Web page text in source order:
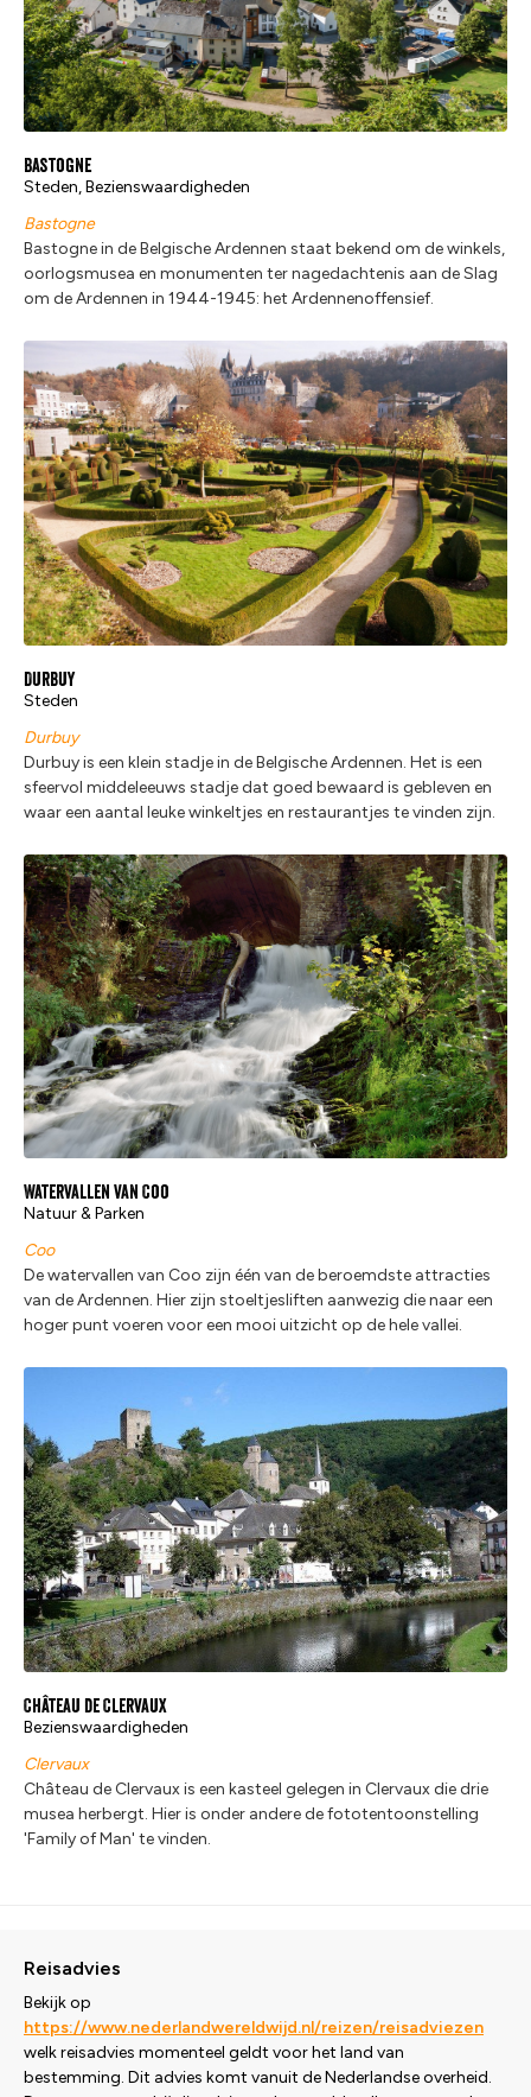
Bastogne
Steden, Bezienswaardigheden
Bastogne
Bastogne in de Belgische Ardennen staat bekend om de winkels,
oorlogsmusea en monumenten ter nagedachtenis aan de Slag
om de Ardennen in 1944-1945: het Ardennenoffensief.
Durbuy
Steden
Durbuy
Durbuy is een klein stadje in de Belgische Ardennen. Het is een
sfeervol middeleeuws stadje dat goed bewaard is gebleven en
waar een aantal leuke winkeltjes en restaurantjes te vinden zijn.
Watervallen van Coo
Natuur & Parken
Coo
De watervallen van Coo zijn één van de beroemdste attracties
van de Ardennen. Hier zijn stoeltjesliften aanwezig die naar een
hoger punt voeren voor een mooi uitzicht op de hele vallei.
Château de Clervaux
Bezienswaardigheden
Clervaux
Château de Clervaux is een kasteel gelegen in Clervaux die drie
musea herbergt. Hier is onder andere de fototentoonstelling
'Family of Man' te vinden.
Reisadvies
Bekijk op
https://www.nederlandwereldwijd.nl/reizen/reisadviezen
welk reisadvies momenteel geldt voor het land van
bestemming. Dit advies komt vanuit de Nederlandse overheid.